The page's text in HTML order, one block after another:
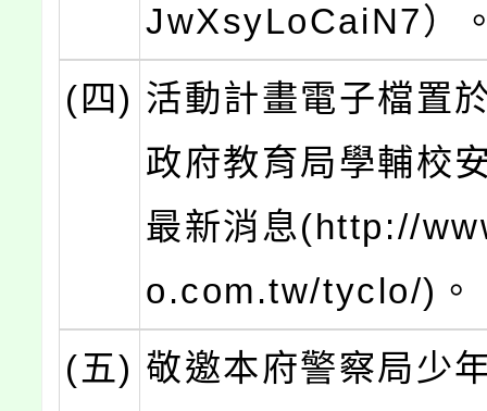
JwXsyLoCaiN7）
(四) 活動計畫電子檔置
政府教育局學輔校
最新消息(http://
o.com.tw/tyclo/)。
(五) 敬邀本府警察局少